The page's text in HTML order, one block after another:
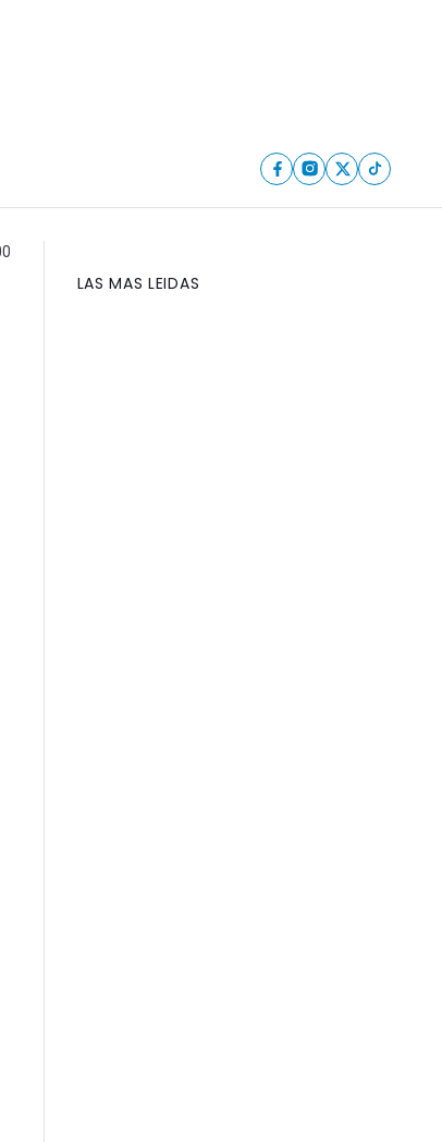
LAS MAS LEIDAS